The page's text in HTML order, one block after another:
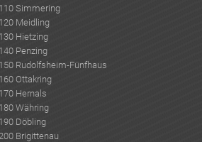
Simmering
Meidling
Hietzing
Penzing
Rudolfsheim-Fünfhaus
Ottakring
Hernals
Währing
Döbling
Brigittenau